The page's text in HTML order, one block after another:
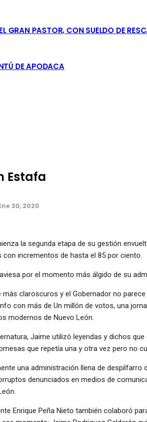
GRAN PASTOR, CON SUELDO DE
DE APODACA
Estafa
30, 2020
la segunda etapa de su gestión
incrementos de hasta el 85 por ciento.
por el momento más álgido de su
claroscuros y el Gobernador no
con más de Un millón de votos, una
modernos de Nuevo León.
Jaime utilizó leyendas y dichos
que repetía una y otra vez pero no
una administración llena de despilfarro
denunciados en medios de
Enrique Peña Nieto también colaboró